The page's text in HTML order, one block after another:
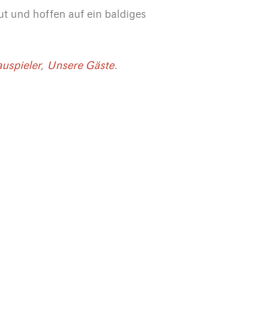
und hoffen auf ein baldiges
, Unsere Gäste.